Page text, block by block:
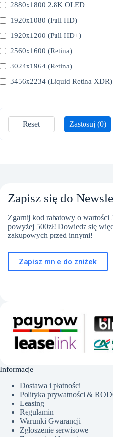
2880x1800 2.8K OLED
1920x1080 (Full HD)
1920x1200 (Full HD+)
2560x1600 (Retina)
3024x1964 (Retina)
3456x2234 (Liquid Retina XDR)
Zastosuj (0)
Reset
Zapisz się do
Zgarnij kod rabatowy o wartości
powyżej 500zł! Dowiedz się
zakupowych przed innymi!
Zapisz mnie do zniżek
Informacje
Dostawa i płatności
Polityka prywatności &
Leasing
Regulamin
Warunki Gwarancji
Zgłoszenie serwisowe